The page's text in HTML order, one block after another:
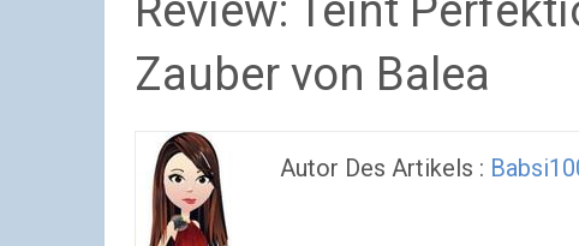
Review: Teint
Zauber von Balea
Autor Des Artikels :